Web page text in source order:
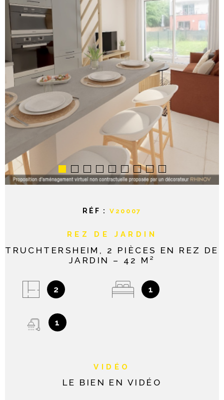
NOTRE
CONTACT
RÉF :V20007
REZ DE JARDIN
TRUCHTERSHEIM, 2 PIÈCES EN REZ DE
JARDIN – 42 M²
2 1
1
VIDÉO
LE BIEN EN VIDÉO